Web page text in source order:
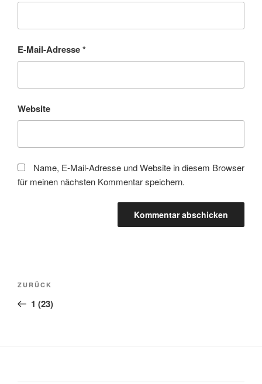
E-Mail-Adresse*
Website
Name, E-Mail-Adresse und Website in diesem Browser
für meinen nächsten Kommentar speichern.
Beitragsnavigation
Vorheriger
Beitrag
ZURÜCK
1 (23)